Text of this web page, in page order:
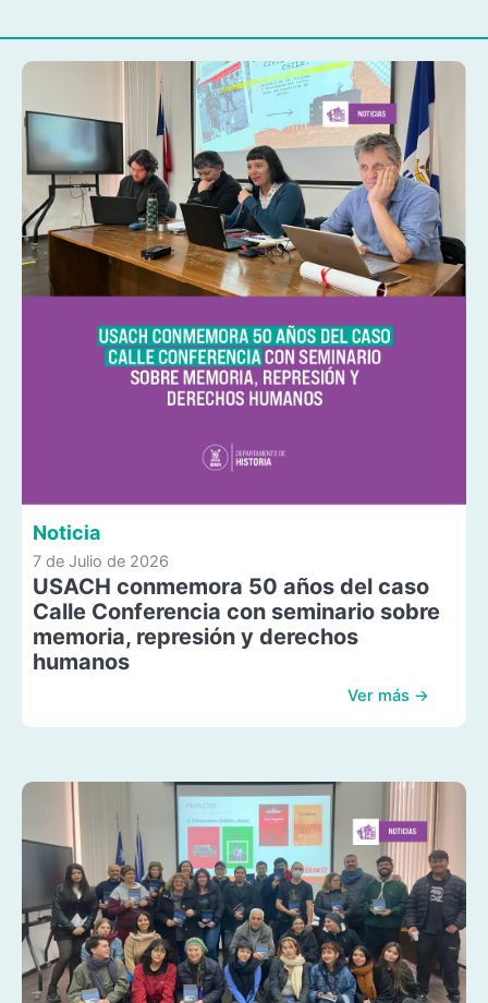
Noticia
7 de Julio de 2026
USACH conmemora 50 años del caso
Calle Conferencia con seminario sobre
memoria, represión y derechos
humanos
Ver más →